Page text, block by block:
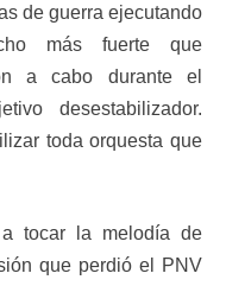
de guerra ejecutando
más fuerte que
a cabo durante el
desestabilizador.
toda orquesta que
tocar la melodía de
que perdió el PNV